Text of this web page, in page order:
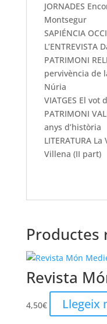
JORNADES
Montsegur
SAPIÉNCIA
L’ENTREVISTA
PATRIMONI
pervivència de
Núria
VIATGES El vot
PATRIMONI
anys d’història
LITERATURA
Villena (II part)
Productes
Revista
4,50€ Llegeix